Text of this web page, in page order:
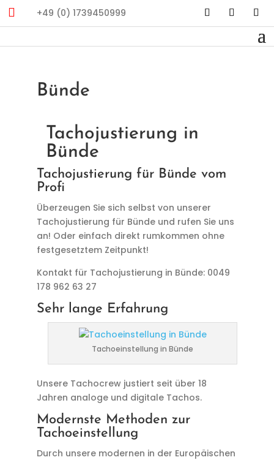
 +49 (0) 1739450999
Bünde
Tachojustierung in
Bünde
Tachojustierung für Bünde vom
Profi
Überzeugen Sie sich selbst von unserer
Tachojustierung für Bünde und rufen Sie uns
an! Oder einfach direkt rumkommen ohne
festgesetztem Zeitpunkt!
Kontakt für Tachojustierung in Bünde: 0049
178 962 63 27
Sehr lange Erfahrung
Tachoeinstellung in Bünde
Unsere Tachocrew justiert seit über 18
Jahren analoge und digitale Tachos.
Modernste Methoden zur
Tachoeinstellung
Durch unsere modernen in der Europäischen